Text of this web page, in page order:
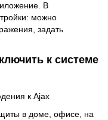
В
можно
задать
к системе
в доме, офисе, на